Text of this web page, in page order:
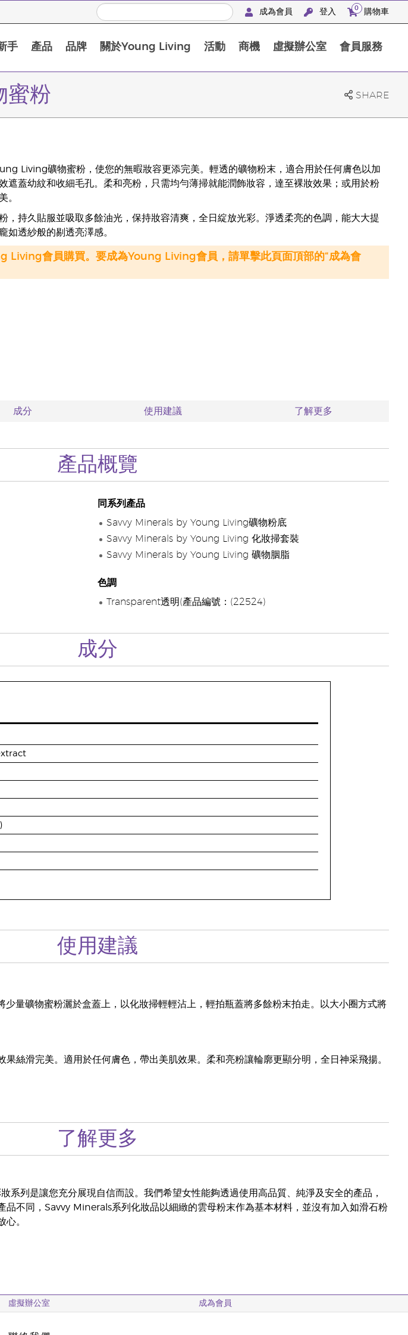
成為會員 登入 0 購物車
手 產品 品牌 關於Young Living 活動 商機 虛擬辦公室 會員服務
蜜粉 SHARE
Living礦物蜜粉，使您的無暇妝容更添完美。輕透的礦物粉末，適合用於任何膚色以加
遮蓋幼紋和收細毛孔。柔和亮粉，只需均勻薄掃就能潤飾妝容，達至裸妝效果；或用於粉
。
，持久貼服並吸取多餘油光，保持妝容清爽，全日綻放光彩。淨透柔亮的色調，能大大提
如透紗般的剔透亮澤感。
Living會員購買。要成為Young Living會員，請單擊此頁面頂部的“成為會
成分 使用建議 了解更多
產品概覽
同系列產品
Savvy Minerals by Young Living礦物粉底
Savvy Minerals by Young Living 化妝掃套裝
Savvy Minerals by Young Living 礦物胭脂
色調
Transparent透明(產品編號：(22524)
成分
使用建議
少量礦物蜜粉灑於盒蓋上，以化妝掃輕輕沾上，輕拍瓶蓋將多餘粉末拍走。以大小圈方式將
絲滑完美。適用於任何膚色，帶出美肌效果。柔和亮粉讓輪廓更顯分明，全日神采飛揚。
了解更多
列是讓您充分展現自信而設。我們希望女性能夠透過使用高品質、純淨及安全的產品，
品不同，Savvy Minerals系列化妝品以細緻的雲母粉末作為基本材料，並沒有加入如滑石粉
心。
虛擬辦公室 成為會員